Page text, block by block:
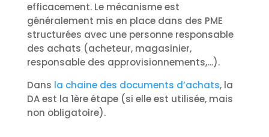
efficacement. Le mécanisme est
généralement mis en place dans des PME
structurées avec une personne responsable
des achats (acheteur, magasinier,
responsable des approvisionnements,…).
Dans la chaine des documents d’achats, la
DA est la 1ère étape (si elle est utilisée, mais
non obligatoire).